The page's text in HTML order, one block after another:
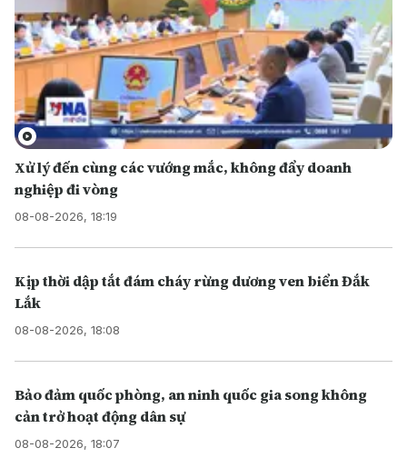
Xử lý đến cùng các vướng mắc, không đẩy doanh
nghiệp đi vòng
08-08-2026, 18:19
Kịp thời dập tắt đám cháy rừng dương ven biển Đắk
Lắk
08-08-2026, 18:08
Bảo đảm quốc phòng, an ninh quốc gia song không
cản trở hoạt động dân sự
08-08-2026, 18:07